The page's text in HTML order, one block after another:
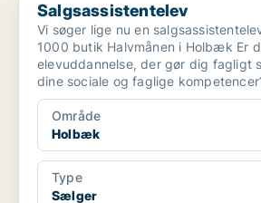
Salgsassistentelev
Vi søger lige nu en
1000 butik Halvmånen i Holbæk Er
elevuddannelse, der gør dig fagligt
dine sociale og faglige
Område
Holbæk
Type
Sælger